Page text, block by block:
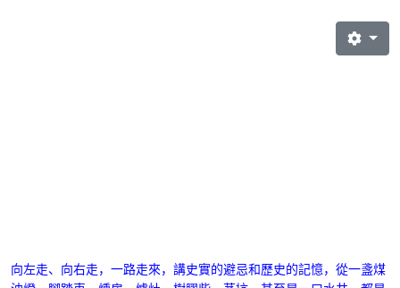
向左走、向右走，一路走來，講史實的避忌和歷史的記憶，從一盞煤